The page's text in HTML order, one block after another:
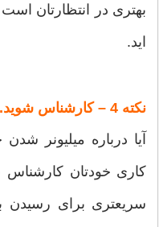
بهتری در انتظارتان است
اید.
نکته 4 – کارشناس شوید.
آیا درباره میلیونر
کاری خودتان
سریعتری برای